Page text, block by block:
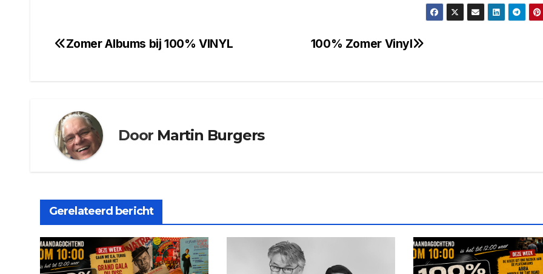
Bericht
100% Zomer Vinyl
Zomer Albums bij 100% VINYL
Door Martin Burgers
Gerelateerd bericht